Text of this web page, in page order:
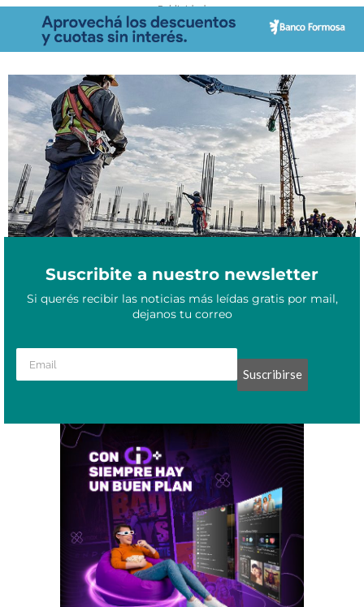
- Publicidad -
Crecimiento de la construcción: ¿cuánto se vió en las provincias
del NEA?
Septiembre 13, 2021
Suscribite a nuestro newsletter
Si querés recibir las noticias más leídas gratis por mail,
dejanos tu correo
Suscribirse